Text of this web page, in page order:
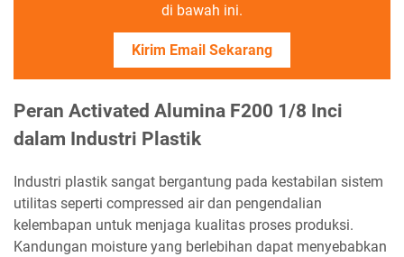
di bawah ini.
Kirim Email Sekarang
Peran Activated Alumina F200 1/8 Inci
dalam Industri Plastik
Industri plastik sangat bergantung pada kestabilan sistem
utilitas seperti compressed air dan pengendalian
kelembapan untuk menjaga kualitas proses produksi.
Kandungan moisture yang berlebihan dapat menyebabkan